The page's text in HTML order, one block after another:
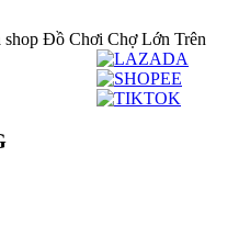
shop Đồ Chơi Chợ Lớn Trên